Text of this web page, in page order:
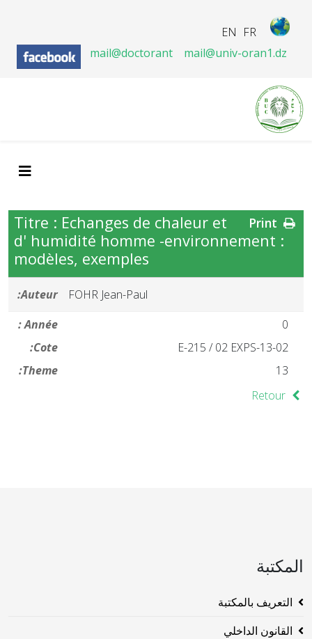
FR
EN
mail@doctorant
mail@univ-oran1.dz
Titre : Echanges de chaleur et
d' humidité homme -environnement :
modèles, exemples
Auteur:
FOHR Jean-Paul
Année :
0
Cote:
13-02-E-215 / 02 EXPS
Theme:
13
Retour
المكتبة
التعريف بالمكتبة
القانون الداخلي